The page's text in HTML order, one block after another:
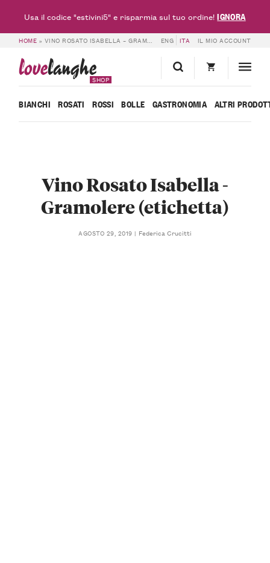
HOME » VINO ROSATO ISABELLA – GRAMOLERE (ETICHETTA) ENG ITA IL MIO ACCOUNT
lovelanghe
SHOP
BIANCHI ROSATI ROSSI BOLLE GASTRONOMIA ALTRI
Vino Rosato Isabella -
Gramolere (etichetta)
AGOSTO 29, 2019 Federica Crucitti
Usa il codice "estivini5" e risparmia sul tuo ordine!IGNORA